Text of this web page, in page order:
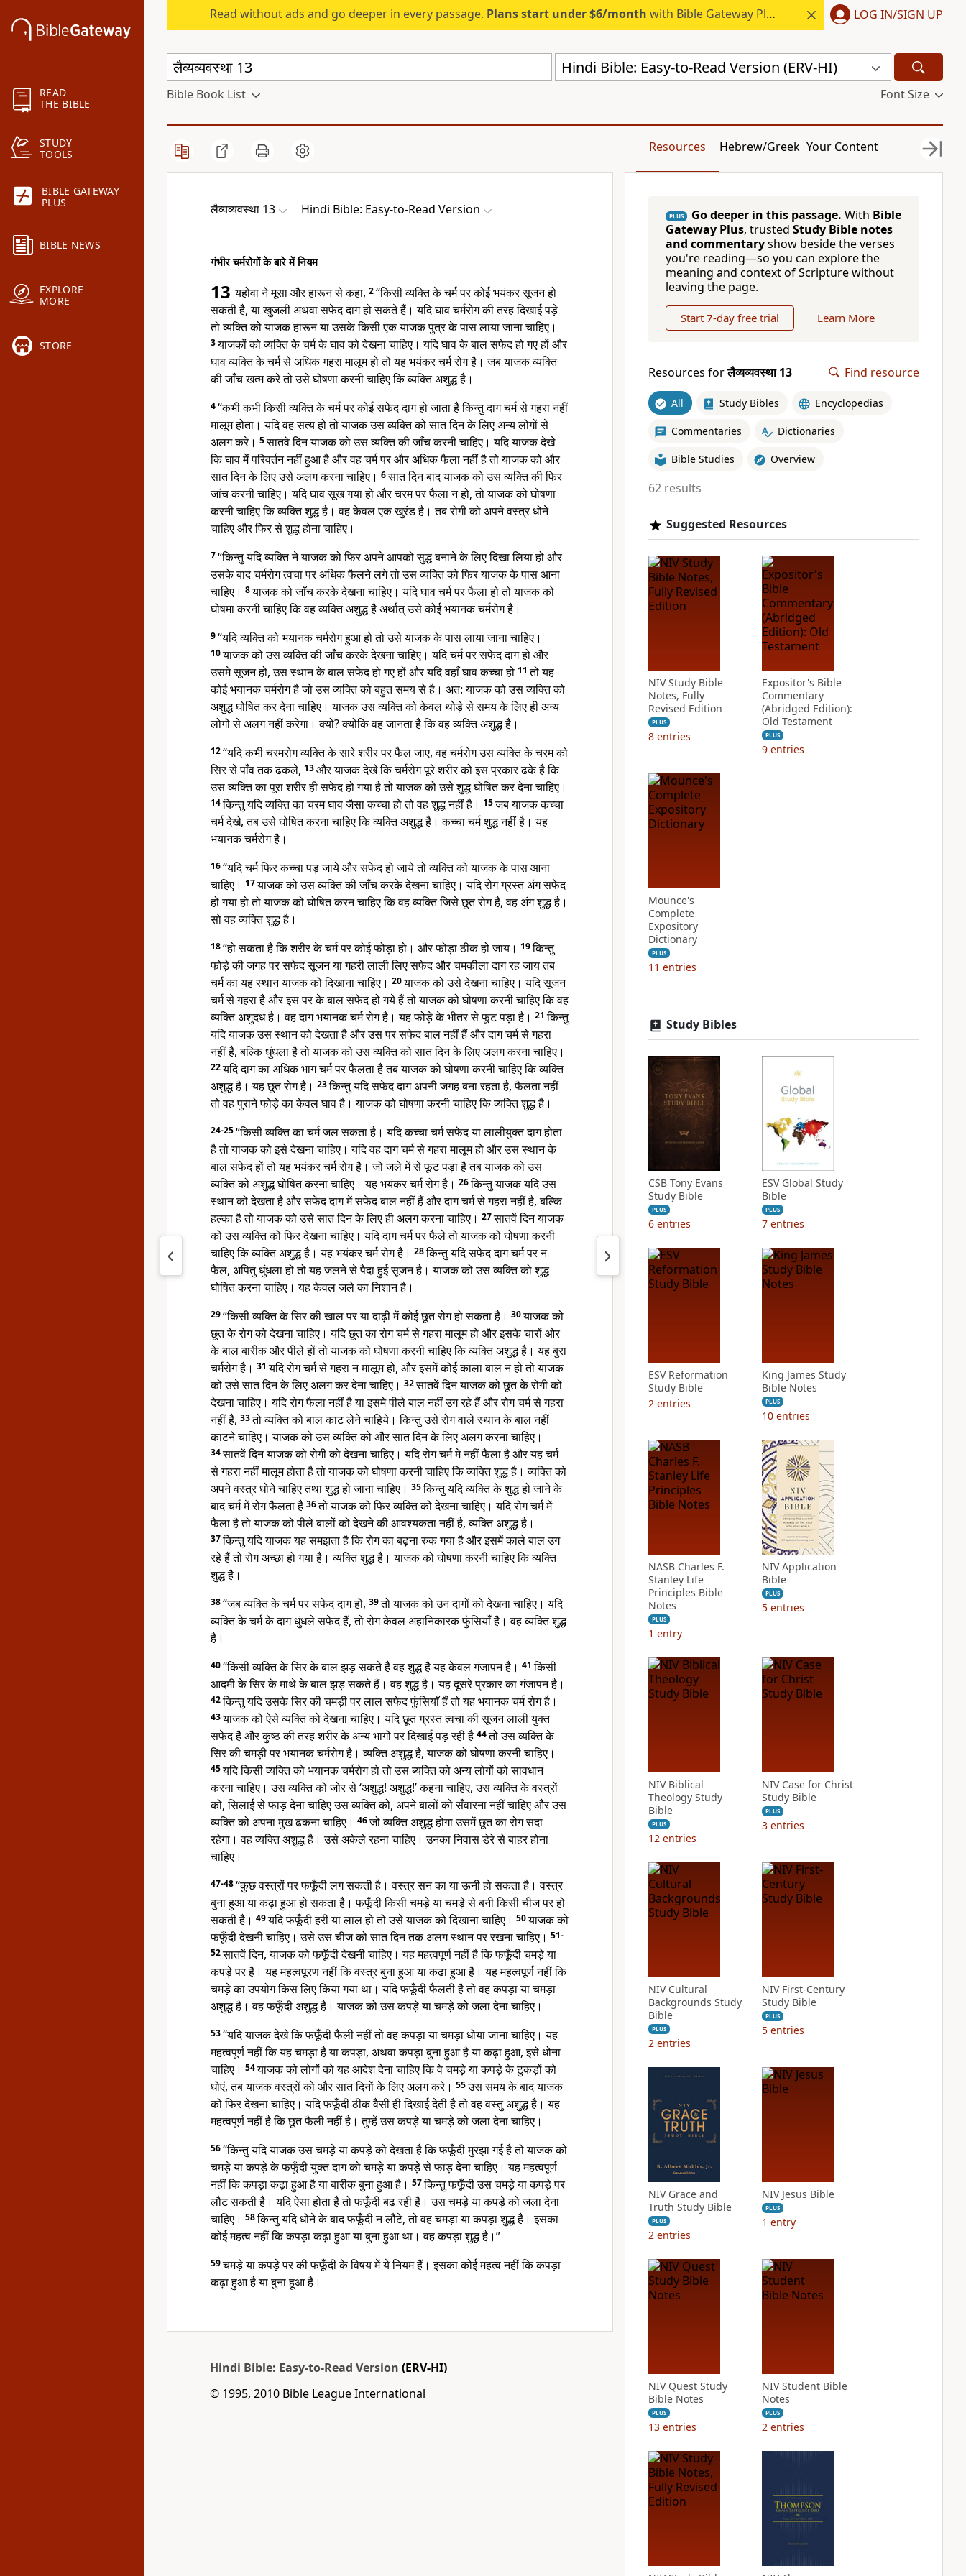
READ
THE BIBLE
STUDY
TOOLS
BIBLE GATEWAY
PLUS
BIBLE NEWS
EXPLORE
MORE
STORE
Read without ads and go deeper in every passage. Plans start under $6/month with Bible Gateway Plus. LOG IN/SIGN UP
Hindi Bible: Easy-to-Read Version (ERV-HI)
Bible Book List Font Size
Resources Hebrew/Greek Your Content
लैव्यव्यवस्था 13 Hindi Bible: Easy-to-Read Version
गंभीर चर्मरोगों के बारे में नियम
13यहोवा ने मूसा और हारून से कहा, 2“किसी व्यक्ति के चर्म पर कोई भयंकर सूजन हो
सकती है, या खुजली अथवा सफेद दाग हो सकते हैं। यदि घाव चर्मरोग की तरह दिखाई पड़े
तो व्यक्ति को याजक हारून या उसके किसी एक याजक पुत्र के पास लाया जाना चाहिए।
3याजकों को व्यक्ति के चर्म के घाव को देखना चाहिए। यदि घाव के बाल सफेद हो गए हों और
घाव व्यक्ति के चर्म से अधिक गहरा मालूम हो तो यह भयंकर चर्म रोग है। जब याजक व्यक्ति
की जाँच खत्म करे तो उसे घोषणा करनी चाहिए कि व्यक्ति अशुद्ध है।
4“कभी कभी किसी व्यक्ति के चर्म पर कोई सफेद दाग हो जाता है किन्तु दाग चर्म से गहरा नहीं
मालूम होता। यदि वह सत्य हो तो याजक उस व्यक्ति को सात दिन के लिए अन्य लोगों से
अलग करे। 5सातवे दिन याजक को उस व्यक्ति की जाँच करनी चाहिए। यदि याजक देखे
कि घाव में परिवर्तन नहीं हुआ है और वह चर्म पर और अधिक फैला नहीं है तो याजक को और
सात दिन के लिए उसे अलग करना चाहिए। 6सात दिन बाद याजक को उस व्यक्ति की फिर
जांच करनी चाहिए। यदि घाव सूख गया हो और चरम पर फैला न हो, तो याजक को घोषणा
करनी चाहिए कि व्यक्ति शुद्ध है। वह केवल एक खुरंड है। तब रोगी को अपने वस्त्र धोने
चाहिए और फिर से शुद्ध होना चाहिए।
7“किन्तु यदि व्यक्ति ने याजक को फिर अपने आपको सुद्ध बनाने के लिए दिखा लिया हो और
उसके बाद चर्मरोग त्वचा पर अधिक फैलने लगे तो उस व्यक्ति को फिर याजक के पास आना
चाहिए। 8याजक को जाँच करके देखना चाहिए। यदि घाव चर्म पर फैला हो तो याजक को
घोषमा करनी चाहिए कि वह व्यक्ति अशुद्ध है अर्थात् उसे कोई भयानक चर्मरोग है।
9“यदि व्यक्ति को भयानक चर्मरोग हुआ हो तो उसे याजक के पास लाया जाना चाहिए।
10याजक को उस व्यक्ति की जाँच करके देखना चाहिए। यदि चर्म पर सफेद दाग हो और
उसमे सूजन हो, उस स्थान के बाल सफेद हो गए हों और यदि वहाँ घाव कच्चा हो 11तो यह
कोई भयानक चर्मरोग है जो उस व्यक्ति को बहुत समय से है। अत: याजक को उस व्यक्ति को
अशुद्ध घोषित कर देना चाहिए। याजक उस व्यक्ति को केवल थोड़े से समय के लिए ही अन्य
लोगों से अलग नहीं करेगा। क्यों? क्योंकि वह जानता है कि वह व्यक्ति अशुद्ध है।
12“यदि कभी चरमरोग व्यक्ति के सारे शरीर पर फैल जाए, वह चर्मरोग उस व्यक्ति के चरम को
सिर से पाँव तक ढकले, 13और याजक देखे कि चर्मरोग पूरे शरीर को इस प्रकार ढके है कि
उस व्यक्ति का पूरा शरीर ही सफेद हो गया है तो याजक को उसे शुद्ध घोषित कर देना चाहिए।
14किन्तु यदि व्यक्ति का चरम घाव जैसा कच्चा हो तो वह शुद्ध नहीं है। 15जब याजक कच्चा
चर्म देखे, तब उसे घोषित करना चाहिए कि व्यक्ति अशुद्ध है। कच्चा चर्म शुद्ध नहीं है। यह
भयानक चर्मरोग है।
16“यदि चर्म फिर कच्चा पड़ जाये और सफेद हो जाये तो व्यक्ति को याजक के पास आना
चाहिए। 17याजक को उस व्यक्ति की जाँच करके देखना चाहिए। यदि रोग ग्रस्त अंग सफेद
हो गया हो तो याजक को घोषित करन चाहिए कि वह व्यक्ति जिसे छूत रोग है, वह अंग शुद्ध है।
सो वह व्यक्ति शुद्ध है।
18“हो सकता है कि शरीर के चर्म पर कोई फोड़ा हो। और फोड़ा ठीक हो जाय। 19किन्तु
फोड़े की जगह पर सफेद सूजन या गहरी लाली लिए सफेद और चमकीला दाग रह जाय तब
चर्म का यह स्थान याजक को दिखाना चाहिए। 20याजक को उसे देखना चाहिए। यदि सूजन
चर्म से गहरा है और इस पर के बाल सफेद हो गये हैं तो याजक को घोषणा करनी चाहिए कि वह
व्यक्ति अशुदध है। वह दाग भयानक चर्म रोग है। यह फोड़े के भीतर से फूट पड़ा है। 21किन्तु
यदि याजक उस स्थान को देखता है और उस पर सफेद बाल नहीं हैं और दाग चर्म से गहरा
नहीं है, बल्कि धुंधला है तो याजक को उस व्यक्ति को सात दिन के लिए अलग करना चाहिए।
22यदि दाग का अधिक भाग चर्म पर फैलता है तब याजक को घोषणा करनी चाहिए कि व्यक्ति
अशुद्ध है। यह छूत रोग है। 23किन्तु यदि सफेद दाग अपनी जगह बना रहता है, फैलता नहीं
तो वह पुराने फोड़े का केवल घाव है। याजक को घोषणा करनी चाहिए कि व्यक्ति शुद्ध है।
24-25“किसी व्यक्ति का चर्म जल सकता है। यदि कच्चा चर्म सफेद या लालीयुक्त दाग होता
है तो याजक को इसे देखना चाहिए। यदि वह दाग चर्म से गहरा मालूम हो और उस स्थान के
बाल सफेद हों तो यह भयंकर चर्म रोग है। जो जले में से फूट पड़ा है तब याजक को उस
व्यक्ति को अशुद्ध घोषित करना चाहिए। यह भयंकर चर्म रोग है। 26किन्तु याजक यदि उस
स्थान को देखता है और सफेद दाग में सफेद बाल नहीं हैं और दाग चर्म से गहरा नहीं है, बल्कि
हल्का है तो याजक को उसे सात दिन के लिए ही अलग करना चाहिए। 27सातवें दिन याजक
को उस व्यक्ति को फिर देखना चाहिए। यदि दाग चर्म पर फैले तो याजक को घोषणा करनी
चाहिए कि व्यक्ति अशुद्ध है। यह भयंकर चर्म रोग है। 28किन्तु यदि सफेद दाग चर्म पर न
फैल, अपितु धुंधला हो तो यह जलने से पैदा हुई सूजन है। याजक को उस व्यक्ति को शुद्ध
घोषित करना चाहिए। यह केवल जले का निशान है।
29“किसी व्यक्ति के सिर की खाल पर या दाढ़ी में कोई छूत रोग हो सकता है। 30याजक को
छूत के रोग को देखना चाहिए। यदि छूत का रोग चर्म से गहरा मालूम हो और इसके चारों ओर
के बाल बारीक और पीले हों तो याजक को घोषणा करनी चाहिए कि व्यक्ति अशुद्ध है। यह बुरा
चर्मरोग है। 31यदि रोग चर्म से गहरा न मालूम हो, और इसमें कोई काला बाल न हो तो याजक
को उसे सात दिन के लिए अलग कर देना चाहिए। 32सातवें दिन याजक को छूत के रोगी को
देखना चाहिए। यदि रोग फैला नहीं है या इसमे पीले बाल नहीं उग रहे हैं और रोग चर्म से गहरा
नहीं है, 33तो व्यक्ति को बाल काट लेने चाहिये। किन्तु उसे रोग वाले स्थान के बाल नहीं
काटने चाहिए। याजक को उस व्यक्ति को और सात दिन के लिए अलग करना चाहिए।
34सातवें दिन याजक को रोगी को देखना चाहिए। यदि रोग चर्म मे नहीं फैला है और यह चर्म
से गहरा नहीं मालूम होता है तो याजक को घोषणा करनी चाहिए कि व्यक्ति शुद्ध है। व्यक्ति को
अपने वस्त्र धोने चाहिए तथा शुद्ध हो जाना चाहिए। 35किन्तु यदि व्यक्ति के शुद्ध हो जाने के
बाद चर्म में रोग फैलता है 36तो याजक को फिर व्यक्ति को देखना चाहिए। यदि रोग चर्म में
फैला है तो याजक को पीले बालों को देखने की आवश्यकता नहीं है, व्यक्ति अशुद्ध है।
37किन्तु यदि याजक यह समझता है कि रोग का बढ़ना रुक गया है और इसमें काले बाल उग
रहे हैं तो रोग अच्छा हो गया है। व्यक्ति शुद्ध है। याजक को घोषणा करनी चाहिए कि व्यक्ति
शुद्ध है।
38“जब व्यक्ति के चर्म पर सफेद दाग हों, 39तो याजक को उन दागों को देखना चाहिए। यदि
व्यक्ति के चर्म के दाग धुंधले सफेद हैं, तो रोग केवल अहानिकारक फुंसियाँ है। वह व्यक्ति शुद्ध
है।
40“किसी व्यक्ति के सिर के बाल झड़ सकते है वह शुद्ध है यह केवल गंजापन है। 41किसी
आदमी के सिर के माथे के बाल झड़ सकते हैं। वह शुद्ध है। यह दूसरे प्रकार का गंजापन है।
42किन्तु यदि उसके सिर की चमड़ी पर लाल सफेद फुंसियाँ हैं तो यह भयानक चर्म रोग है।
43याजक को ऐसे व्यक्ति को देखना चाहिए। यदि छूत ग्रस्त त्वचा की सूजन लाली युक्त
सफेद है और कुष्ठ की तरह शरीर के अन्य भागों पर दिखाई पड़ रही है 44तो उस व्यक्ति के
सिर की चमड़ी पर भयानक चर्मरोग है। व्यक्ति अशुद्ध है, याजक को घोषणा करनी चाहिए।
45यदि किसी व्यक्ति को भयानक चर्मरोग हो तो उस ब्यक्ति को अन्य लोगों को सावधान
करना चाहिए। उस व्यक्ति को जोर से ‘अशुद्ध! अशुद्ध!’ कहना चाहिए, उस व्यक्ति के वस्त्रों
को, सिलाई से फाड़ देना चाहिए उस व्यक्ति को, अपने बालों को सँवारना नहीं चाहिए और उस
व्यक्ति को अपना मुख ढकना चाहिए। 46जो व्यक्ति अशुद्ध होगा उसमें छूत का रोग सदा
रहेगा। वह व्यक्ति अशुद्ध है। उसे अकेले रहना चाहिए। उनका निवास डेरे से बाहर होना
चाहिए।
47-48“कुछ वस्त्रों पर फफूँदी लग सकती है। वस्त्र सन का या ऊनी हो सकता है। वस्त्र
बुना हुआ या कढ़ा हुआ हो सकता है। फफूँदी किसी चमड़े या चमड़े से बनी किसी चीज पर हो
सकती है। 49यदि फफूँदी हरी या लाल हो तो उसे याजक को दिखाना चाहिए। 50याजक को
फफूँदी देखनी चाहिए। उसे उस चीज को सात दिन तक अलग स्थान पर रखना चाहिए। 51-
52सातवें दिन, याजक को फफूँदी देखनी चाहिए। यह महत्वपूर्ण नहीं है कि फफूँदी चमड़े या
कपड़े पर है। यह महत्वपूरण नहीं कि वस्त्र बुना हुआ या कढ़ा हुआ है। यह महत्वपूर्ण नहीं कि
चमड़े का उपयोग किस लिए किया गया था। यदि फफूँदी फैलती है तो वह कपड़ा या चमड़ा
अशुद्ध है। वह फफूँदी अशुद्ध है। याजक को उस कपड़े या चमड़े को जला देना चाहिए।
53“यदि याजक देखे कि फफूँदी फैली नहीं तो वह कपड़ा या चमड़ा धोया जाना चाहिए। यह
महत्वपूर्ण नहीं कि यह चमड़ा है या कपड़ा, अथवा कपड़ा बुना हुआ है या कढ़ा हुआ, इसे धोना
चाहिए। 54याजक को लोगों को यह आदेश देना चाहिए कि वे चमड़े या कपड़े के टुकड़ों को
धोएं, तब याजक वस्त्रों को और सात दिनों के लिए अलग करे। 55उस समय के बाद याजक
को फिर देखना चाहिए। यदि फफूँदी ठीक वैसी ही दिखाई देती है तो वह वस्तु अशुद्ध है। यह
महत्वपूर्ण नहीं है कि छूत फैली नहीं है। तुम्हें उस कपड़े या चमड़े को जला देना चाहिए।
56“किन्तु यदि याजक उस चमड़े या कपड़े को देखता है कि फफूँदी मुरझा गई है तो याजक को
चमड़े या कपड़े के फफूँदी युक्त दाग को चमड़े या कपड़े से फाड़ देना चाहिए। यह महत्वपूर्ण
नहीं कि कपड़ा कढ़ा हुआ है या बारीक बुना हुआ है। 57किन्तु फफूँदी उस चमड़े या कपड़े पर
लौट सकती है। यदि ऐसा होता है तो फफूँदी बढ़ रही है। उस चमड़े या कपड़े को जला देना
चाहिए। 58किन्तु यदि धोने के बाद फफूँदी न लौटे, तो वह चमड़ा या कपड़ा शुद्ध है। इसका
कोई महत्व नहीं कि कपड़ा कढ़ा हुआ या बुना हुआ था। वह कपड़ा शुद्ध है।”
59चमड़े या कपड़े पर की फफूँदी के विषय में ये नियम हैं। इसका कोई महत्व नहीं कि कपड़ा
कढ़ा हुआ है या बुना हूआ है।
Hindi Bible: Easy-to-Read Version (ERV-HI)
© 1995, 2010 Bible League International
PLUS Go deeper in this passage. With Bible
Gateway Plus, trusted Study Bible notes
and commentaryshow beside the verses
you're reading—so you can explore the
meaning and context of Scripture without
leaving the page.
Start 7-day free trial Learn More
Resources forलैव्यव्यवस्था 13 Find resource
All Study Bibles Encyclopedias
Commentaries Dictionaries
Bible Studies Overview
62 results
Suggested Resources
NIV Study Bible
Notes, Fully
Revised Edition
PLUS
8 entries
Expositor's Bible
Commentary
(Abridged Edition):
Old Testament
PLUS
9 entries
Mounce's
Complete
Expository
Dictionary
PLUS
11 entries
Study Bibles
CSB Tony Evans
Study Bible
PLUS
6 entries
ESV Global Study
Bible
PLUS
7 entries
ESV Reformation
Study Bible
2 entries
King James Study
Bible Notes
PLUS
10 entries
NASB Charles F.
Stanley Life
Principles Bible
Notes
PLUS
1 entry
NIV Application
Bible
PLUS
5 entries
NIV Biblical
Theology Study
Bible
PLUS
12 entries
NIV Case for Christ
Study Bible
PLUS
3 entries
NIV Cultural
Backgrounds Study
Bible
PLUS
2 entries
NIV First-Century
Study Bible
PLUS
5 entries
NIV Grace and
Truth Study Bible
PLUS
2 entries
NIV Jesus Bible
PLUS
1 entry
NIV Quest Study
Bible Notes
PLUS
13 entries
NIV Student Bible
Notes
PLUS
2 entries